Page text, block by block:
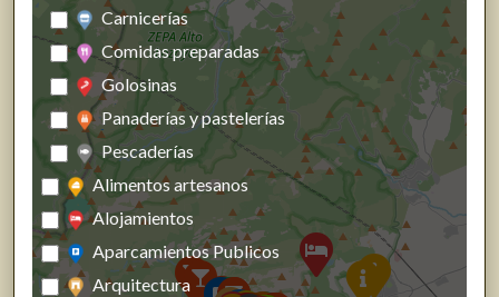
Carnicerías
Comidas preparadas
Golosinas
Panaderías y pastelerías
Pescaderías
Alimentos artesanos
Alojamientos
Aparcamientos Publicos
Arquitectura